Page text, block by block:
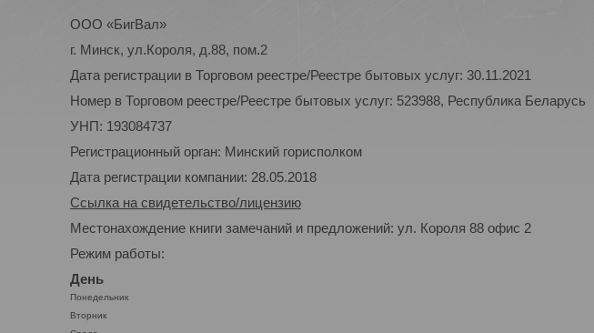
ООО «БигВал»
г. Минск, ул.Короля, д.88, пом.2
Дата регистрации в Торговом реестре/Реестре бытовых услуг: 30.11.2021
Номер в Торговом реестре/Реестре бытовых услуг: 523988, Республика Беларусь
УНП: 193084737
Регистрационный орган: Минский горисполком
Дата регистрации компании: 28.05.2018
Ссылка на свидетельство/лицензию
Местонахождение книги замечаний и предложений: ул. Короля 88 офис 2
Режим работы:
День
Понедельник
Вторник